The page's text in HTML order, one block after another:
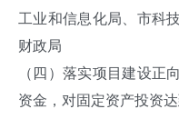
工业和信息化局、市科
财政局
（四）落实项目建设正
资金，对固定资产投资